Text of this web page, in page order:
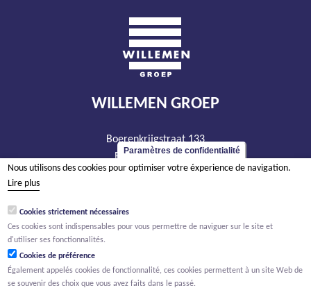
WILLEMEN GROEP
Boerenkrijgstraat 133
BE - 2800 Malines
tél +32 15 569 965
RPM Anvers, département Malines
Paramètres de confidentialité
Nous utilisons des cookies pour optimiser votre éxperience de navigation.
Lire plus
Cookies strictement nécessaires
Ces cookies sont indispensables pour vous permettre de naviguer sur le site et
d'utiliser ses fonctionnalités.
Cookies de préférence
Également appelés cookies de fonctionnalité, ces cookies permettent à un site Web de
se souvenir des choix que vous avez faits dans le passé.